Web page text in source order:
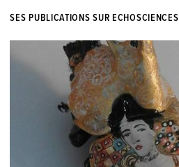
SES PUBLICATIONS SUR ECHOSCIENCES